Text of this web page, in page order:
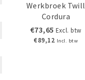
Werkbroek Twill
Cordura
€73,65 Excl. btw
€89,12 Incl. btw